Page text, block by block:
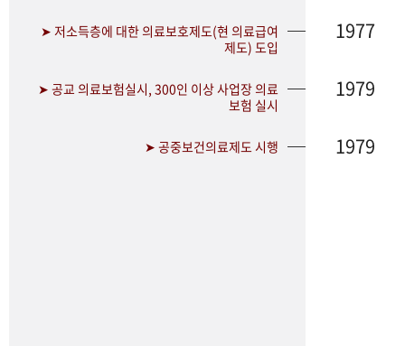
➤ 저소득층에 대한 의료보호제도(현 의료급여
제도) 도입
1977
➤ 공교 의료보험실시, 300인 이상 사업장 의료
보험 실시
1979
➤ 공중보건의료제도 시행 1979